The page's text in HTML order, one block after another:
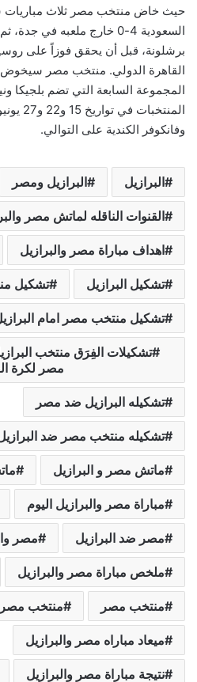
حيث خاض منتخب مصر ثلاث مباريات
برشلونة، قبل أن يحقق فوزاً على
القاهرة الدولي. منتخب مصر
المجموعة السابعة التي تضم بلجيكا
وفانكوفر الكندية على التوالي.
البرازيل البرازيل ومصر
القنوات الناقله لماتش مصر
اهداف مباراة مصر والبرازيل
تشكيل البرازيل تشكيل
تشكيل منتخب مصر امام
تشكيلات الفِرَق منتخب
مصر لكرة
تشكيله البرازيل ضد مصر
تشكيله منتخب مصر ضد
ماتش مصر و البرازيل
مباراة مصر والبرازيل اليوم
مصر ضد البرازيل مصر
ملخص مباراة مصر والبرازيل
منتخب مصر منتخب مصر
ميعاد مباراه مصر والبرازيل
نتيجة مباراة مصر والبرازيل